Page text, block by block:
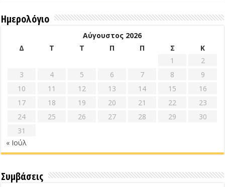
Ημερολόγιο
Αύγουστος 2026
Δ
Τ Τ Π Π Σ
Κ
1
2
3
4 5 6 7 8
9
10
11 12 13 14 15
16
17
18 19 20 21 22
23
24
25 26 27 28 29
30
31
« Ιούλ
Συμβάσεις